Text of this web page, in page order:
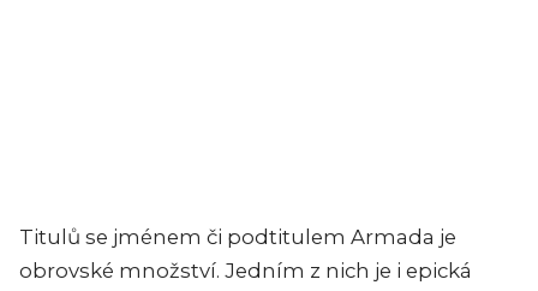
Titulů se jménem či podtitulem Armada je
obrovské množství. Jedním z nich je i epická